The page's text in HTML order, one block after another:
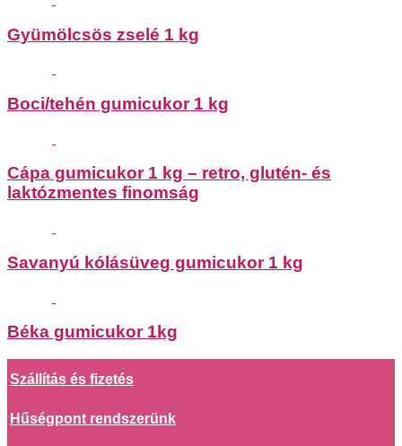
Gyümölcsös zselé 1 kg
Boci/tehén gumicukor 1 kg
Cápa gumicukor 1 kg – retro, glutén- és
laktózmentes finomság
Savanyú kólásüveg gumicukor 1 kg
Béka gumicukor 1kg
Szállítás és fizetés
Hűségpont rendszerünk